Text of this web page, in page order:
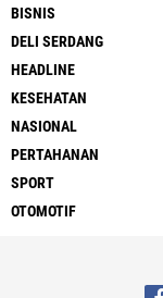
BISNIS
DELI SERDANG
HEADLINE
KESEHATAN
NASIONAL
PERTAHANAN
SPORT
OTOMOTIF